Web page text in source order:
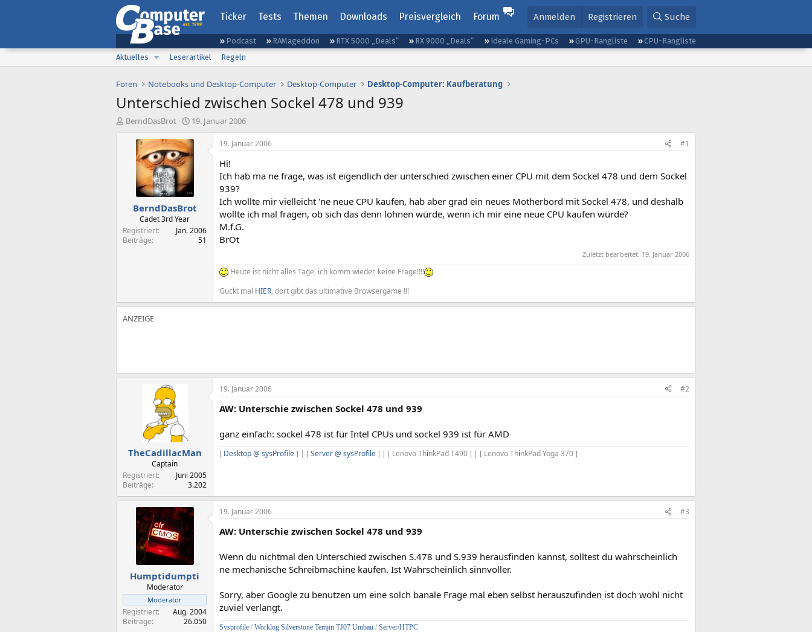
Ticker Tests Themen Downloads Preisvergleich Forum Anmelden Registrieren Suche
Podcast RAMageddon RTX 5000 „Deals“ RX 9000 „Deals“ Ideale Gaming-PCs GPU-Rangliste
CPU-Rangliste
Aktuelles
Leserartikel Regeln
Foren Notebooks und Desktop-Computer Desktop-Computer Desktop-Computer: Kaufberatung
Unterschied zwischen Sockel 478 und 939
E
BerndDasBrot
E
s
t
l
l
t
a
19. Januar 2006
BerndDasBrot
Cadet 3rd Year
Registriert
Jan. 2006
Beiträge
51
19. Januar 2006 #1
Hi!
Ich hab ma ne frage, was ist eigendlich der unterschied zwischen einer CPU mit dem Sockel 478 und dem Sockel
939?
Ich wollte mir vielleicht 'ne neue CPU kaufen, hab aber grad ein neues Motherbord mit Sockel 478, und deshalb
wollte ich mal fragen, ob sich das denn lohnen würde, wenn ich mir eine neue CPU kaufen würde?
M.f.G.
BrOt
Zuletzt bearbeitet: 19. Januar 2006
Heute ist nicht alles Tage, ich komm wieder, keine Frage!!!!
Guckt mal HIER, dort gibt das ultimative Browsergame !!!
TheCadillacMan
Captain
Registriert
Juni 2005
Beiträge
3.202
19. Januar 2006 #2
AW: Unterschie zwischen Sockel 478 und 939
ganz einfach: sockel 478 ist für Intel CPUs und sockel 939 ist für AMD
[ Desktop @ sysProfile] | [Server @ sysProfile] | [ Lenovo ThinkPad T490 ] | [ Lenovo ThinkPad Yoga 370 ]
Humptidumpti
Moderator
Moderator
Registriert
Aug. 2004
Beiträge
26.050
19. Januar 2006 #3
AW: Unterschie zwischen Sockel 478 und 939
Wenn du nichtmal den Unterschied zwischen S.478 und S.939 herausfinden kannst, solltest du wahrscheinlich
ne mechanische Schreibmachine kaufen. Ist Wahrscheinlich sinnvoller.
Sorry, aber Google zu benutzen um eine solch banale Frage mal eben selbst herauszufinden ist doch wohl nicht
zuviel verlangt.
Sysprofile / Worklog Silverstone Temjin TJ07 Umbau / Server/HTPC